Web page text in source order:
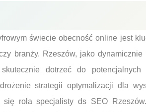
świecie obecność online jest
branży. Rzeszów, jako
dotrzeć do
strategii optymalizacji dla
się rola specjalisty ds SEO